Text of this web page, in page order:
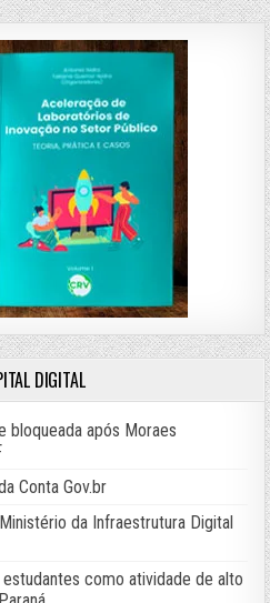
DIGITAL
bloqueada após Moraes
Conta Gov.br
da Infraestrutura Digital
como atividade de alto